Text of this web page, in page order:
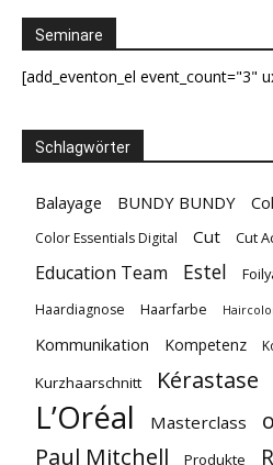
Seminare
[add_eventon_el event_count="3"
Schlagwörter
Balayage BUNDY BUNDY
Color Essentials Digital Cut Cut
Education Team Estel
Haardiagnose
Haarfarbe
Kommunikation Kompetenz
Kurzhaarschnitt Kérastase
L’Oréal Masterclass
Paul Mitchell Produkte